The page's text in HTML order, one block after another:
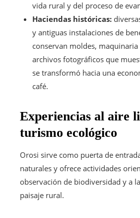
vida rural y del proceso de
Haciendas históricas:
y antiguas instalaciones de
conservan moldes,
archivos fotográficos que
se transformó hacia una
café.
Experiencias al aire
turismo ecológico
Orosi sirve como puerta de
naturales y ofrece actividades
observación de biodiversidad y a
paisaje rural.